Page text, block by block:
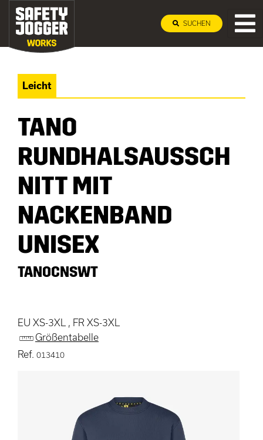
SUCHEN
Leicht
TANO
RUNDHALSAUSSCH
NITT MIT
NACKENBAND
UNISEX
TANOCNSWT
EU XS-3XL , FR XS-3XL
Größentabelle
Ref. 013410